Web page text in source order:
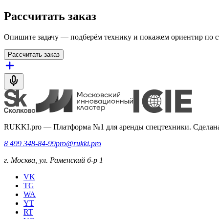
Рассчитать заказ
Опишите задачу — подберём технику и покажем ориентир по
Рассчитать заказ
RUKKI.pro — Платформа №1 для аренды спецтехники.
8 499 348-84-99pro@rukki.pro
г. Москва, ул. Раменский б-р 1
VK
TG
WA
YT
RT